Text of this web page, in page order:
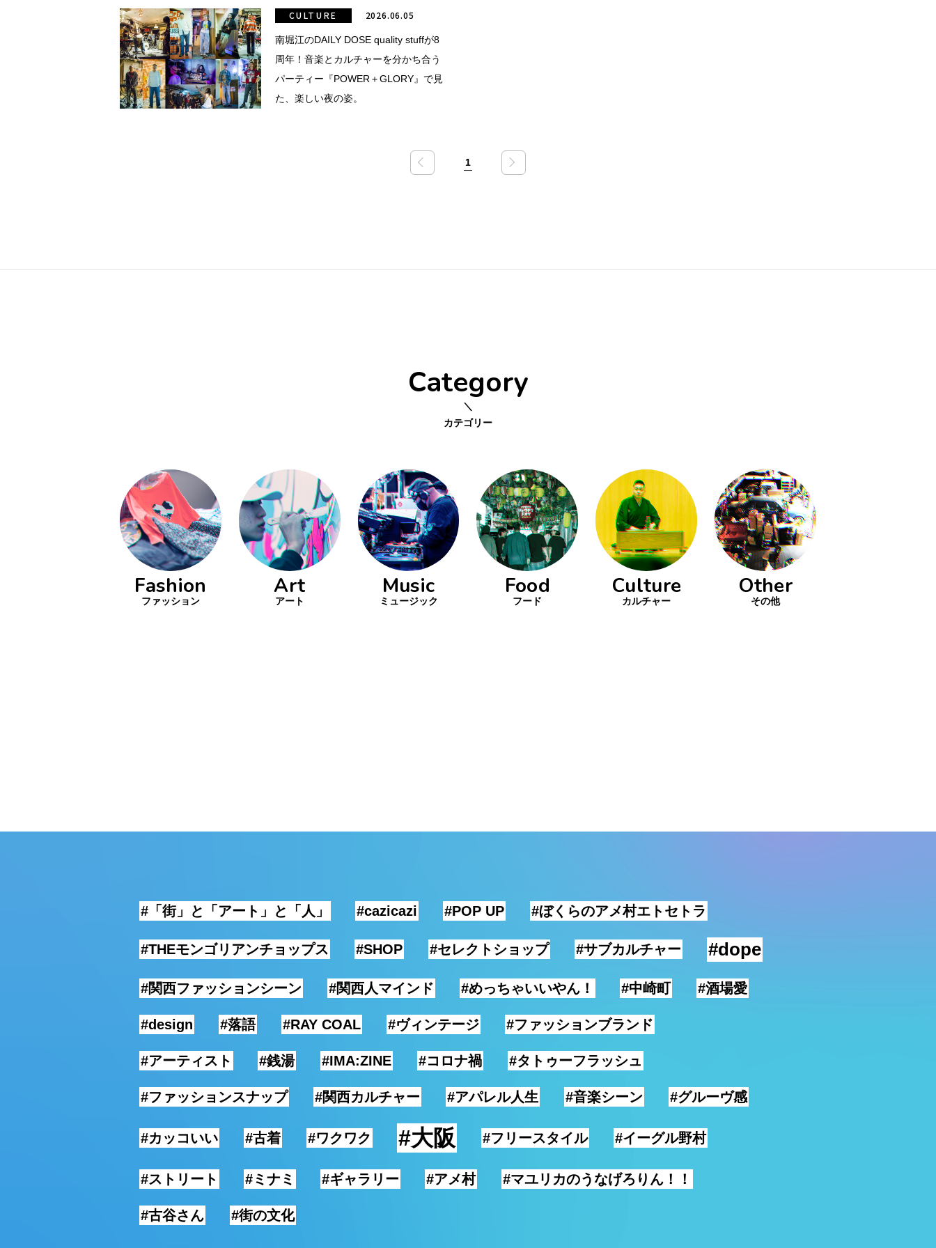
南堀江のDAILY DOSE quality stuffが8
周年！音楽とカルチャーを分かち合う
パーティー『POWER＋GLORY』で見
た、楽しい夜の姿。
CULTURE 2026.06.05
« 1 »
Category
カテゴリー
Fashion
ファッション
Art
アート
Music
ミュージック
Food
フード
Culture
カルチャー
Other
その他
#「街」と「アート」と「人」 #cazicazi #POP UP #ぼくらのアメ村エトセトラ
#THEモンゴリアンチョップス #SHOP #セレクトショップ #サブカルチャー #dope
#関西ファッションシーン #関西人マインド #めっちゃいいやん！ #中崎町 #酒場愛
#design #落語 #RAY COAL #ヴィンテージ #ファッションブランド
#アーティスト #銭湯 #IMA:ZINE #コロナ禍 #タトゥーフラッシュ
#ファッションスナップ #関西カルチャー #アパレル人生 #音楽シーン #グルーヴ感
#カッコいい #古着 #ワクワク #大阪 #フリースタイル #イーグル野村
#ストリート #ミナミ #ギャラリー #アメ村 #マユリカのうなげろりん！！
#古谷さん #街の文化